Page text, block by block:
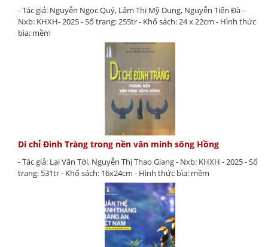
- Tác giả: Nguyễn Ngọc Quý, Lâm Thị Mỹ Dung, Nguyễn Tiến Đà -
Nxb: KHXH- 2025 - Số trang: 255tr - Khổ sách: 24 x 22cm - Hình thức
bìa: mềm
Di chỉ Đình Tràng trong nền văn minh sông Hồng
- Tác giả: Lại Văn Tới, Nguyễn Thị Thao Giang - Nxb: KHXH - 2025 - Số
trang: 531tr - Khổ sách: 16x24cm - Hình thức bìa: mềm